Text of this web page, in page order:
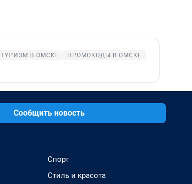
ТУРИЗМ В ОМСКЕ
ПРОМОКОДЫ В ОМСКЕ
Сообщить новость
Спорт
Стиль и красота